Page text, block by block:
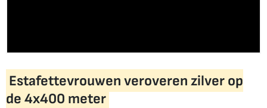
Estafettevrouwen veroveren zilver op
de 4x400 meter